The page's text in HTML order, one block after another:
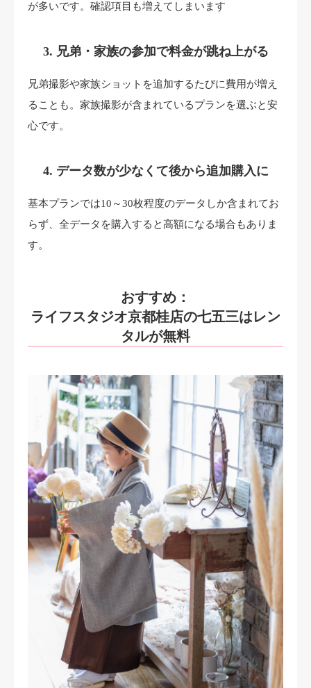
が多いです。確認項目も増えてしまいます
3. 兄弟・家族の参加で料金が跳ね上がる
兄弟撮影や家族ショットを追加するたびに費用が増え
ることも。家族撮影が含まれているプランを選ぶと安
心です。
4. データ数が少なくて後から追加購入に
基本プランでは10～30枚程度のデータしか含まれてお
らず、全データを購入すると高額になる場合もありま
す。
おすすめ：
ライフスタジオ京都桂店の七五三はレン
タルが無料